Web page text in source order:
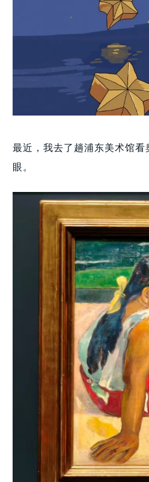
最近，我去了趟浦东美术馆
眼。